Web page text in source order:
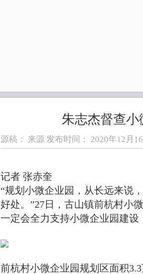
朱志杰督查
源稿： 来源 发布时间： 2020年12月
记者 张赤奎
“规划小微企业园，从长远来说
好处。”27日，古山镇前杭村小
一定会全力支持小微企业园建
前杭村小微企业园规划区面积